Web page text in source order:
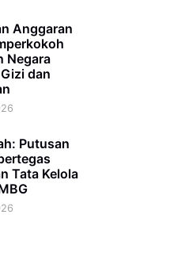
Anggaran
Negara
dan
Putusan
Tata Kelola